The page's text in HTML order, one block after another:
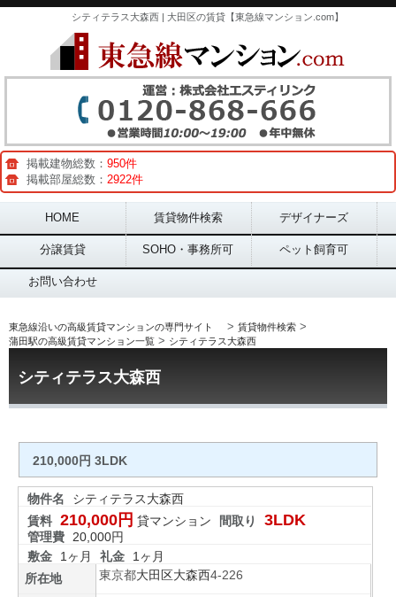
シティテラス大森西 | 大田区の賃貸【東急線マンション.com】
掲載建物総数： 950件
掲載部屋総数： 2922件
Main menu
HOME 賃貸物件検索 デザイナーズ
分譲賃貸 SOHO・事務所可 ペット飼育可
お問い合わせ
東急線沿いの高級賃貸マンションの専門サイト > 賃貸物件検索 >
蒲田駅の高級賃貸マンション一覧 > シティテラス大森西
シティテラス大森西
210,000円 3LDK
物件名
シティテラス大森西
賃料 210,000円 貸マンション 間取り 3LDK
管理費
20,000円
敷金
1ヶ月 礼金
1ヶ月
所在地
東京都大田区大森西4-226